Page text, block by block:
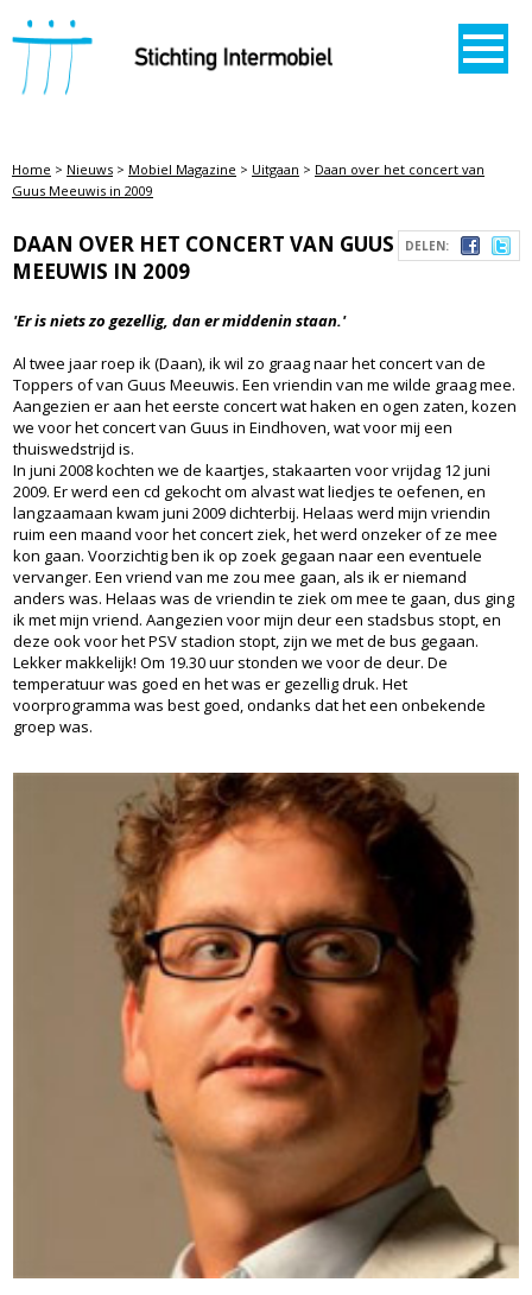
STICHTING INTERMOBIEL
Home > Nieuws > Mobiel Magazine > Uitgaan > Daan over het concert van
Guus Meeuwis in 2009
DELEN:
DAAN OVER HET CONCERT VAN GUUS
MEEUWIS IN 2009
'Er is niets zo gezellig, dan er middenin staan.'
Al twee jaar roep ik (Daan), ik wil zo graag naar het concert van de
Toppers of van Guus Meeuwis. Een vriendin van me wilde graag mee.
Aangezien er aan het eerste concert wat haken en ogen zaten, kozen
we voor het concert van Guus in Eindhoven, wat voor mij een
thuiswedstrijd is.
In juni 2008 kochten we de kaartjes, stakaarten voor vrijdag 12 juni
2009. Er werd een cd gekocht om alvast wat liedjes te oefenen, en
langzaamaan kwam juni 2009 dichterbij. Helaas werd mijn vriendin
ruim een maand voor het concert ziek, het werd onzeker of ze mee
kon gaan. Voorzichtig ben ik op zoek gegaan naar een eventuele
vervanger. Een vriend van me zou mee gaan, als ik er niemand
anders was. Helaas was de vriendin te ziek om mee te gaan, dus ging
ik met mijn vriend. Aangezien voor mijn deur een stadsbus stopt, en
deze ook voor het PSV stadion stopt, zijn we met de bus gegaan.
Lekker makkelijk! Om 19.30 uur stonden we voor de deur. De
temperatuur was goed en het was er gezellig druk. Het
voorprogramma was best goed, ondanks dat het een onbekende
groep was.